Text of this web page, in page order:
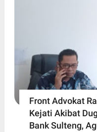
Front Advokat
Kejati Akibat
Bank Sulteng,